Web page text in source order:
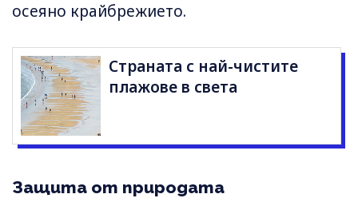
осеяно крайбрежието.
Страната с най-чистите
плажове в света
Защита от природата